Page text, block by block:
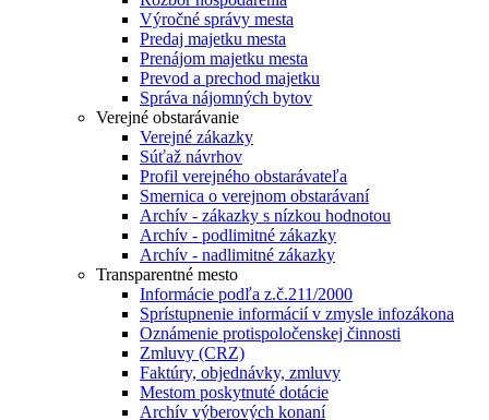
Výročné správy mesta
Predaj majetku mesta
Prenájom majetku mesta
Prevod a prechod majetku
Správa nájomných bytov
Verejné obstarávanie
Verejné zákazky
Súťaž návrhov
Profil verejného obstarávateľa
Smernica o verejnom obstarávaní
Archív - zákazky s nízkou hodnotou
Archív - podlimitné zákazky
Archív - nadlimitné zákazky
Transparentné mesto
Informácie podľa z.č.211/2000
Sprístupnenie informácií v zmysle infozákona
Oznámenie protispoločenskej činnosti
Zmluvy (CRZ)
Faktúry, objednávky, zmluvy
Mestom poskytnuté dotácie
Archív výberových konaní